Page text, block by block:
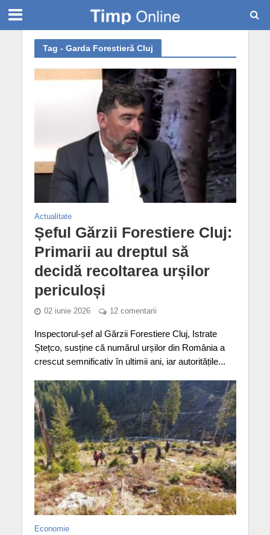
Tag - Garda Forestieră Cluj
Actualitate
Șeful Gărzii Forestiere Cluj:
Primarii au dreptul să
decidă recoltarea urșilor
periculoși
02 iunie 2026 12 comentarii
Inspectorul-șef al Gărzii Forestiere Cluj, Istrate
Ștețco, susține că numărul urșilor din România a
crescut semnificativ în ultimii ani, iar autoritățile...
Economie